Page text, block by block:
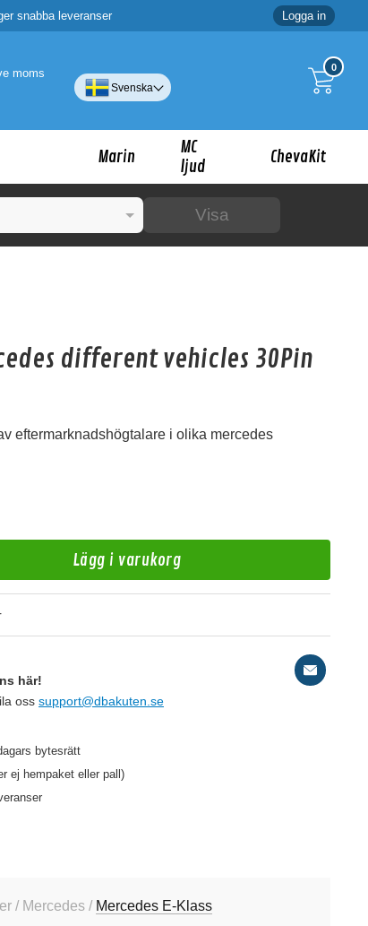
snabba leveranser Logga in
0
moms
Svenska
Marin
MC
ljud
ChevaKit
Visa
different vehicles 30Pin
eftermarknadshögtalare i olika mercedes
Lägg i varukorg
här!
oss support@dbakuten.se
bytesrätt
ej hempaket eller pall)
/ Mercedes / Mercedes E-Klass